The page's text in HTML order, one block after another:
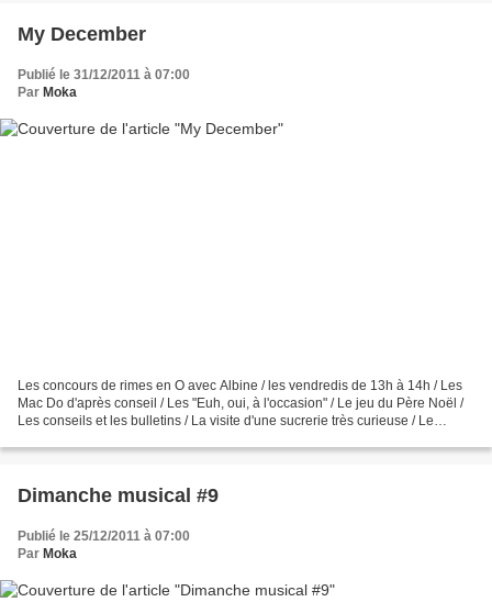
My December
Publié le 31/12/2011 à 07:00
Par Moka
Les concours de rimes en O avec Albine / les vendredis de 13h à 14h / Les
Mac Do d'après conseil / Les "Euh, oui, à l'occasion" / Le jeu du Père Noël /
Les conseils et les bulletins / La visite d'une sucrerie très curieuse / Le
Dimanche musical #9
Publié le 25/12/2011 à 07:00
Par Moka